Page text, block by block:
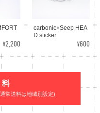
¥2,200
carbonic×Seep HEA
D sticker
¥600
料
常送料は地域別設定)